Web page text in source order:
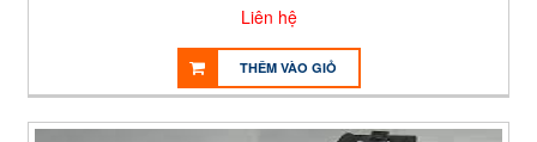
Liên hệ
THÊM VÀO GIỎ